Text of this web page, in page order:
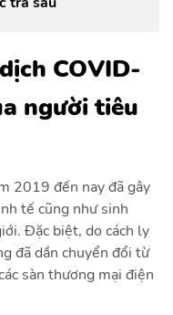
COVID-
người tiêu
2019 đến nay đã gây
tế cũng như sinh
Đặc biệt, do cách ly
đã dần chuyển đổi từ
sàn thương mại điện